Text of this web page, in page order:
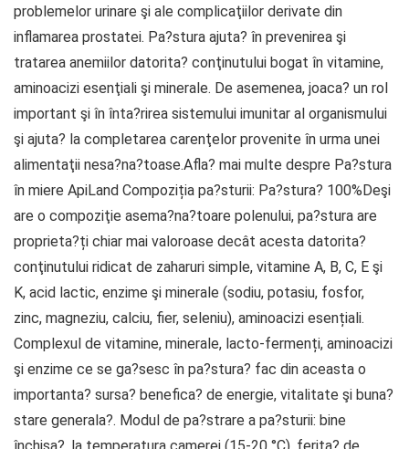
problemelor urinare şi ale complicaţiilor derivate din
inflamarea prostatei. Pa?stura ajuta? în prevenirea şi
tratarea anemiilor datorita? conţinutului bogat în vitamine,
aminoacizi esenţiali şi minerale. De asemenea, joaca? un rol
important şi în înta?rirea sistemului imunitar al organismului
şi ajuta? la completarea carenţelor provenite în urma unei
alimentaţii nesa?na?toase.Afla? mai multe despre Pa?stura
în miere ApiLand Compoziția pa?sturii: Pa?stura? 100%Deşi
are o compoziţie asema?na?toare polenului, pa?stura are
proprieta?ți chiar mai valoroase decât acesta datorita?
conţinutului ridicat de zaharuri simple, vitamine A, B, C, E şi
K, acid lactic, enzime şi minerale (sodiu, potasiu, fosfor,
zinc, magneziu, calciu, fier, seleniu), aminoacizi esențiali.
Complexul de vitamine, minerale, lacto-fermenți, aminoacizi
şi enzime ce se ga?sesc în pa?stura? fac din aceasta o
importanta? sursa? benefica? de energie, vitalitate şi buna?
stare generala?. Modul de pa?strare a pa?sturii: bine